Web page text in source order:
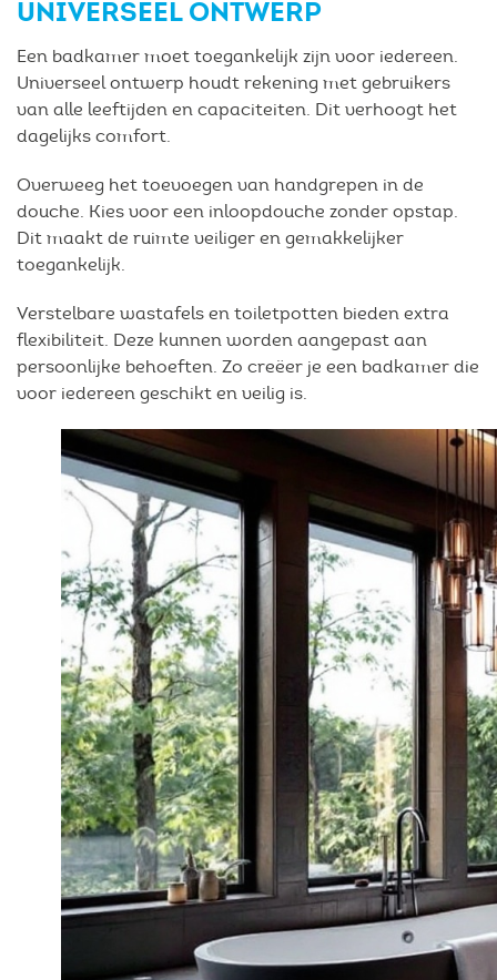
UNIVERSEEL ONTWERP
Een badkamer moet toegankelijk zijn voor iedereen.
Universeel ontwerp houdt rekening met gebruikers
van alle leeftijden en capaciteiten. Dit verhoogt het
dagelijks comfort.
Overweeg het toevoegen van handgrepen in de
douche. Kies voor een inloopdouche zonder opstap.
Dit maakt de ruimte veiliger en gemakkelijker
toegankelijk.
Verstelbare wastafels en toiletpotten bieden extra
flexibiliteit. Deze kunnen worden aangepast aan
persoonlijke behoeften. Zo creëer je een badkamer die
voor iedereen geschikt en veilig is.